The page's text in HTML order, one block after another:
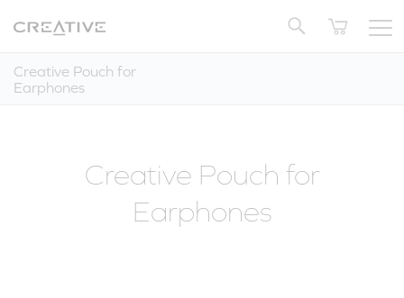
Creative Pouch for
Earphones
automatycznie.
Powrót do góry
Creative Pouch for
Earphones